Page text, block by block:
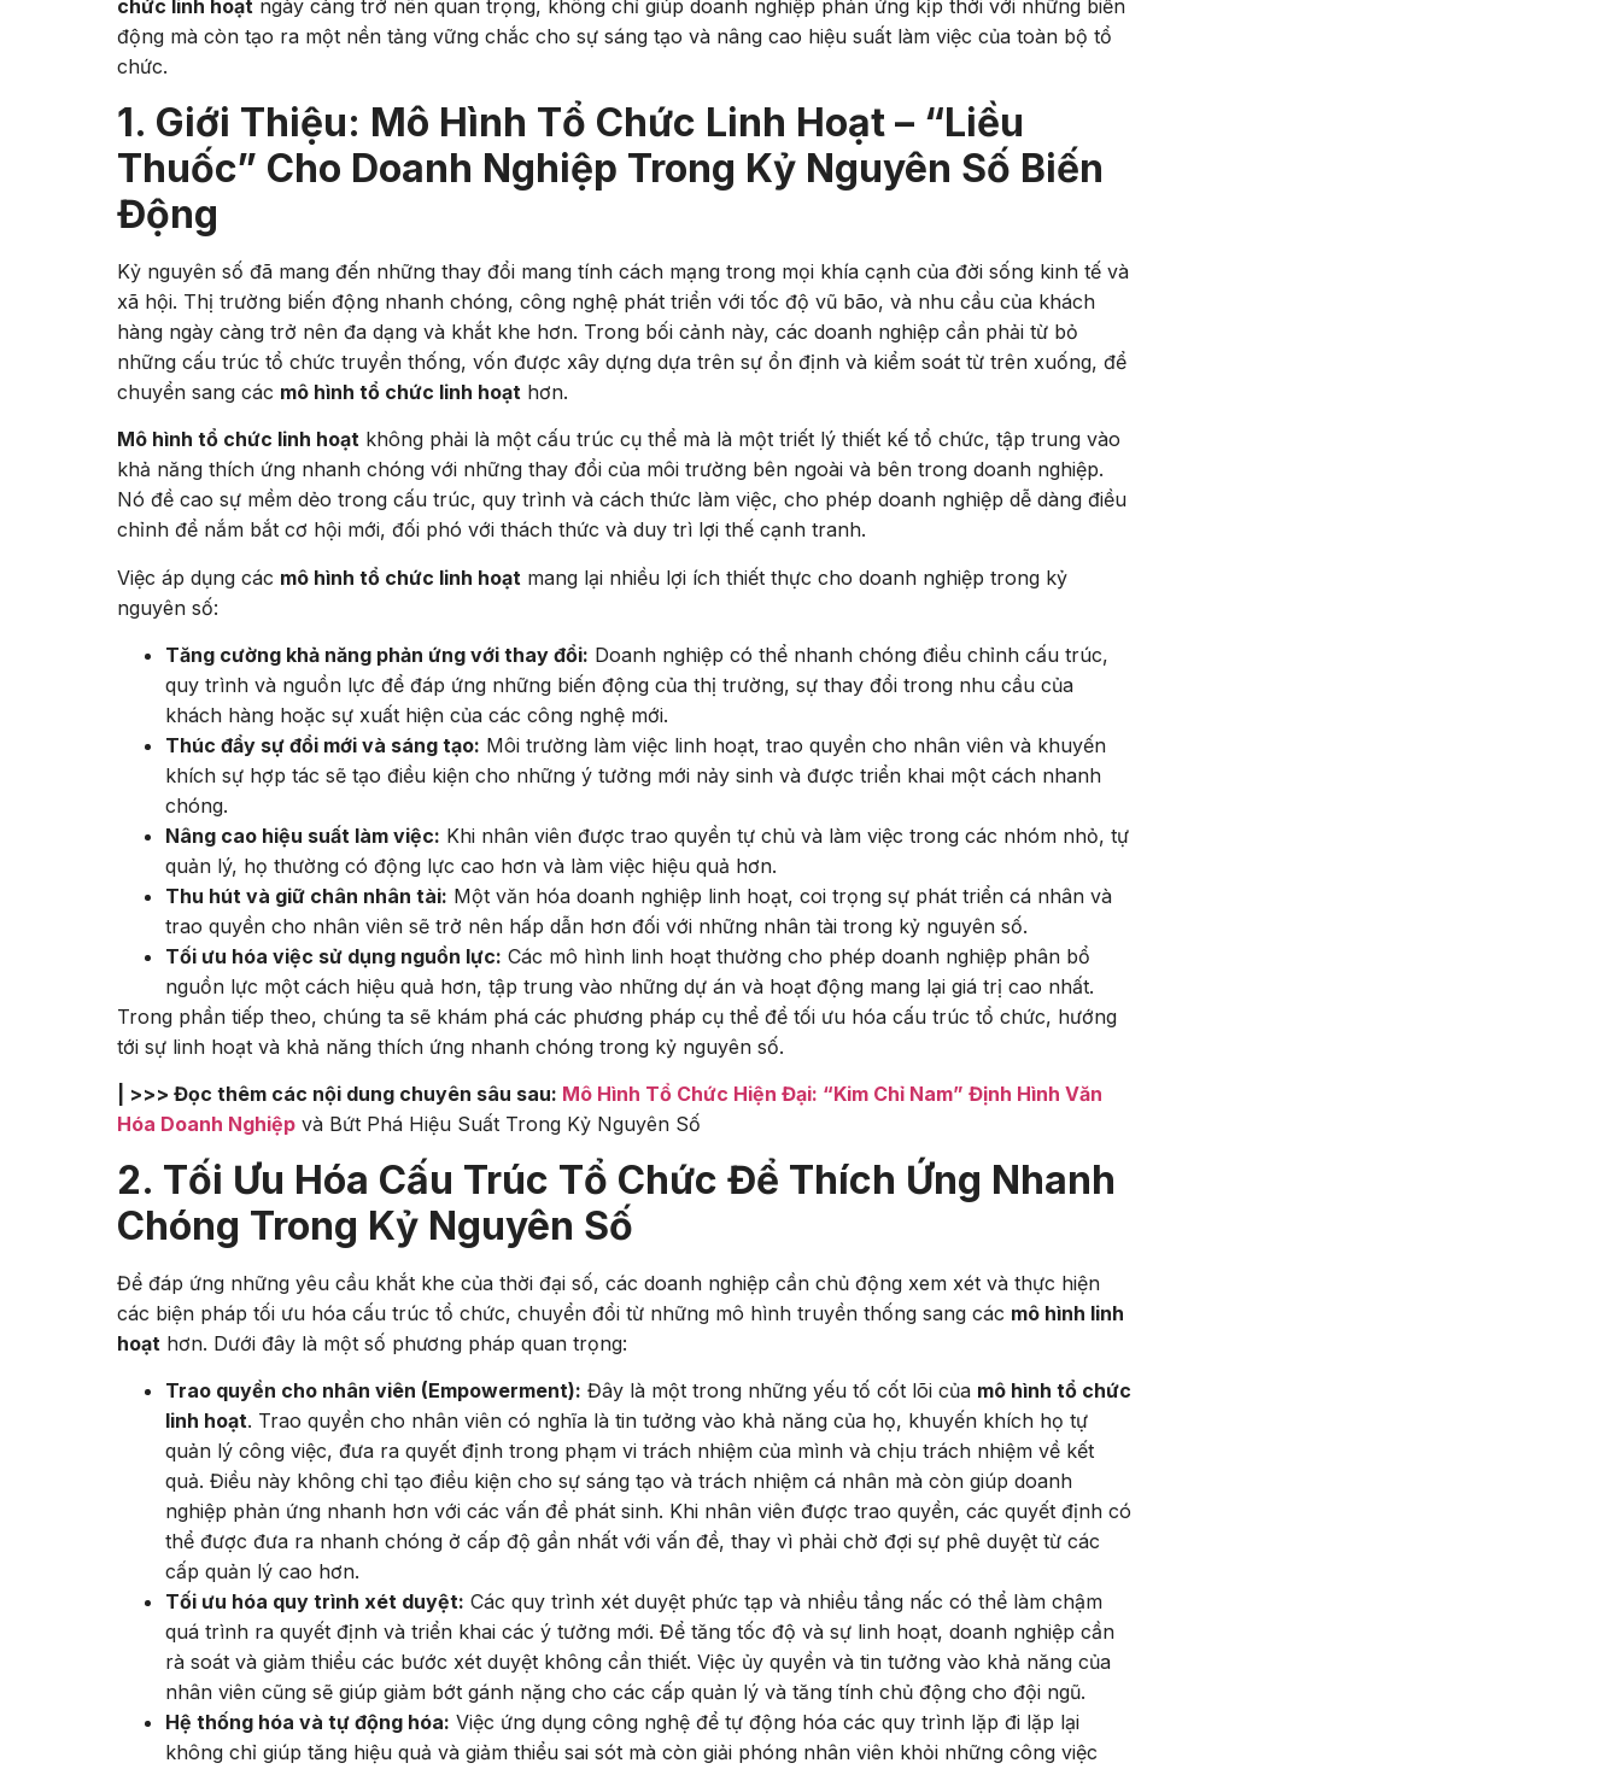
chức linh hoạt ngày càng trở nên quan trọng, không chỉ giúp doanh nghiệp phản ứng kịp thời với những biến
động mà còn tạo ra một nền tảng vững chắc cho sự sáng tạo và nâng cao hiệu suất làm việc của toàn bộ tổ
chức.
1. Giới Thiệu: Mô Hình Tổ Chức Linh Hoạt – “Liều
Thuốc” Cho Doanh Nghiệp Trong Kỷ Nguyên Số Biến
Động
Kỷ nguyên số đã mang đến những thay đổi mang tính cách mạng trong mọi khía cạnh của đời sống kinh tế và
xã hội. Thị trường biến động nhanh chóng, công nghệ phát triển với tốc độ vũ bão, và nhu cầu của khách
hàng ngày càng trở nên đa dạng và khắt khe hơn. Trong bối cảnh này, các doanh nghiệp cần phải từ bỏ
những cấu trúc tổ chức truyền thống, vốn được xây dựng dựa trên sự ổn định và kiểm soát từ trên xuống, để
chuyển sang các mô hình tổ chức linh hoạt hơn.
Mô hình tổ chức linh hoạt không phải là một cấu trúc cụ thể mà là một triết lý thiết kế tổ chức, tập trung vào
khả năng thích ứng nhanh chóng với những thay đổi của môi trường bên ngoài và bên trong doanh nghiệp.
Nó đề cao sự mềm dẻo trong cấu trúc, quy trình và cách thức làm việc, cho phép doanh nghiệp dễ dàng điều
chỉnh để nắm bắt cơ hội mới, đối phó với thách thức và duy trì lợi thế cạnh tranh.
Việc áp dụng các mô hình tổ chức linh hoạt mang lại nhiều lợi ích thiết thực cho doanh nghiệp trong kỷ
nguyên số:
Tăng cường khả năng phản ứng với thay đổi: Doanh nghiệp có thể nhanh chóng điều chỉnh cấu trúc,
quy trình và nguồn lực để đáp ứng những biến động của thị trường, sự thay đổi trong nhu cầu của
khách hàng hoặc sự xuất hiện của các công nghệ mới.
Thúc đẩy sự đổi mới và sáng tạo: Môi trường làm việc linh hoạt, trao quyền cho nhân viên và khuyến
khích sự hợp tác sẽ tạo điều kiện cho những ý tưởng mới nảy sinh và được triển khai một cách nhanh
chóng.
Nâng cao hiệu suất làm việc: Khi nhân viên được trao quyền tự chủ và làm việc trong các nhóm nhỏ, tự
quản lý, họ thường có động lực cao hơn và làm việc hiệu quả hơn.
Thu hút và giữ chân nhân tài: Một văn hóa doanh nghiệp linh hoạt, coi trọng sự phát triển cá nhân và
trao quyền cho nhân viên sẽ trở nên hấp dẫn hơn đối với những nhân tài trong kỷ nguyên số.
Tối ưu hóa việc sử dụng nguồn lực: Các mô hình linh hoạt thường cho phép doanh nghiệp phân bổ
nguồn lực một cách hiệu quả hơn, tập trung vào những dự án và hoạt động mang lại giá trị cao nhất.
Trong phần tiếp theo, chúng ta sẽ khám phá các phương pháp cụ thể để tối ưu hóa cấu trúc tổ chức, hướng
tới sự linh hoạt và khả năng thích ứng nhanh chóng trong kỷ nguyên số.
| >>> Đọc thêm các nội dung chuyên sâu sau: Mô Hình Tổ Chức Hiện Đại: “Kim Chỉ Nam” Định Hình Văn
Hóa Doanh Nghiệp và Bứt Phá Hiệu Suất Trong Kỷ Nguyên Số
2. Tối Ưu Hóa Cấu Trúc Tổ Chức Để Thích Ứng Nhanh
Chóng Trong Kỷ Nguyên Số
Để đáp ứng những yêu cầu khắt khe của thời đại số, các doanh nghiệp cần chủ động xem xét và thực hiện
các biện pháp tối ưu hóa cấu trúc tổ chức, chuyển đổi từ những mô hình truyền thống sang các mô hình linh
hoạt hơn. Dưới đây là một số phương pháp quan trọng:
Trao quyền cho nhân viên (Empowerment): Đây là một trong những yếu tố cốt lõi của mô hình tổ chức
linh hoạt. Trao quyền cho nhân viên có nghĩa là tin tưởng vào khả năng của họ, khuyến khích họ tự
quản lý công việc, đưa ra quyết định trong phạm vi trách nhiệm của mình và chịu trách nhiệm về kết
quả. Điều này không chỉ tạo điều kiện cho sự sáng tạo và trách nhiệm cá nhân mà còn giúp doanh
nghiệp phản ứng nhanh hơn với các vấn đề phát sinh. Khi nhân viên được trao quyền, các quyết định có
thể được đưa ra nhanh chóng ở cấp độ gần nhất với vấn đề, thay vì phải chờ đợi sự phê duyệt từ các
cấp quản lý cao hơn.
Tối ưu hóa quy trình xét duyệt: Các quy trình xét duyệt phức tạp và nhiều tầng nấc có thể làm chậm
quá trình ra quyết định và triển khai các ý tưởng mới. Để tăng tốc độ và sự linh hoạt, doanh nghiệp cần
rà soát và giảm thiểu các bước xét duyệt không cần thiết. Việc ủy quyền và tin tưởng vào khả năng của
nhân viên cũng sẽ giúp giảm bớt gánh nặng cho các cấp quản lý và tăng tính chủ động cho đội ngũ.
Hệ thống hóa và tự động hóa: Việc ứng dụng công nghệ để tự động hóa các quy trình lặp đi lặp lại
không chỉ giúp tăng hiệu quả và giảm thiểu sai sót mà còn giải phóng nhân viên khỏi những công việc